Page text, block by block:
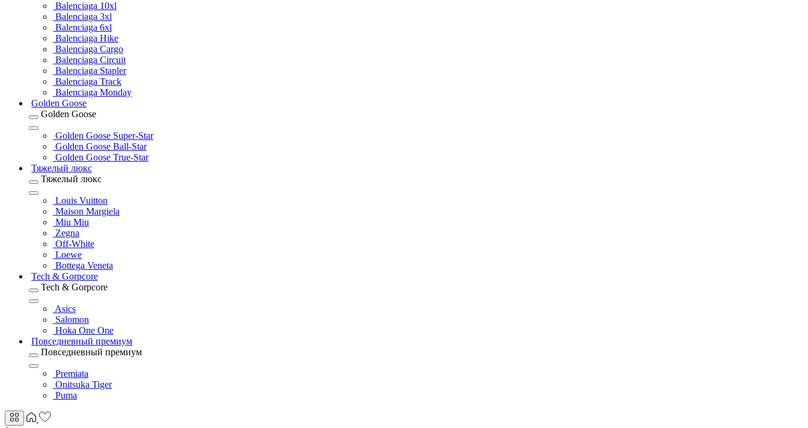
Balenciaga 10xl
Balenciaga 3xl
Balenciaga 6xl
Balenciaga Hike
Balenciaga Cargo
Balenciaga Circuit
Balenciaga Stapler
Balenciaga Track
Balenciaga Monday
Golden Goose
Golden Goose
Golden Goose Super-Star
Golden Goose Ball-Star
Golden Goose True-Star
Тяжелый люкс
Тяжелый люкс
Louis Vuitton
Maison Margiela
Miu Miu
Zegna
Off-White
Loewe
Bottega Veneta
Tech & Gorpcore
Tech & Gorpcore
Asics
Salomon
Hoka One One
Повседневный премиум
Повседневный премиум
Premiata
Onitsuka Tiger
Puma